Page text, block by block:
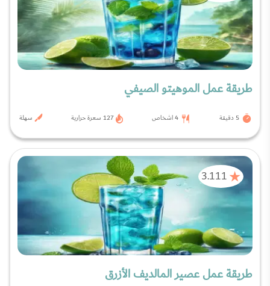
طريقة عمل الموهيتو الصيفي
5 دقيقة 4 اشخاص 127 سعرة حرارية سهلة
3.111
طريقة عمل عصير المالديف الأزرق